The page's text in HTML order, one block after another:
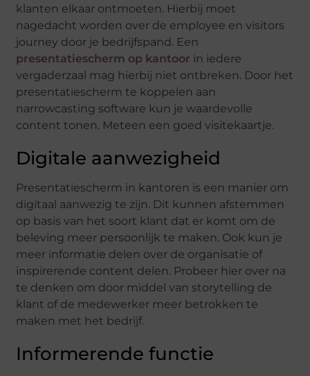
klanten elkaar ontmoeten. Hierbij moet
nagedacht worden over de employee en visitors
journey door je bedrijfspand. Een
presentatiescherm op kantoor in iedere
vergaderzaal mag hierbij niet ontbreken. Door het
presentatiescherm te koppelen aan
narrowcasting software kun je waardevolle
content tonen. Meteen een goed visitekaartje.
Digitale aanwezigheid
Presentatiescherm in kantoren is een manier om
digitaal aanwezig te zijn. Dit kunnen afstemmen
op basis van het soort klant dat er komt om de
beleving meer persoonlijk te maken. Ook kun je
meer informatie delen over de organisatie of
inspirerende content delen. Probeer hier over na
te denken om door middel van storytelling de
klant of de medewerker meer betrokken te
maken met het bedrijf.
Informerende functie